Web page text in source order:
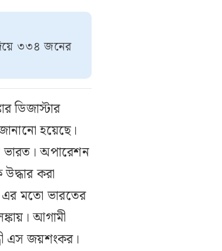
দিয়ে ৩৩৪ জনের
ডিজাস্টার
হয়েছে।
ভারত। অপারেশন
করা
এর মতো ভারতের
আগামী
এস জয়শংকর।